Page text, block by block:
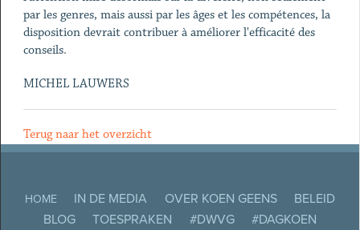
par les genres, mais aussi par les âges et les compétences, la
disposition devrait contribuer à améliorer l'efficacité des
conseils.
MICHEL LAUWERS
Terug naar het overzicht
HOME IN DE MEDIA OVER KOEN GEENS
BELEID
BLOG
TOESPRAKEN #DWVG
#DAGKOEN